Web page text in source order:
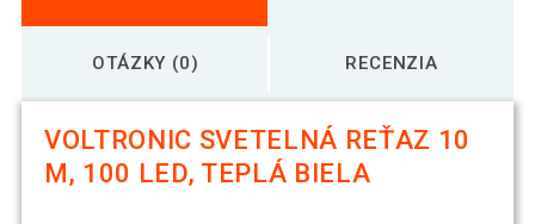
OTÁZKY (0) RECENZIA
VOLTRONIC SVETELNÁ REŤAZ 10
M, 100 LED, TEPLÁ BIELA